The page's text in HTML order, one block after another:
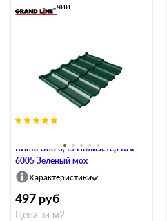
Kvinta Uno 0,45 Полиэстер RAL
6005 Зеленый мох
В наличии
Характеристики
497 руб
Цена за м2